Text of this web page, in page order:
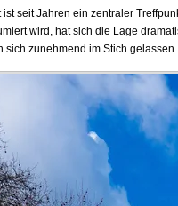
ist seit Jahren ein zentraler
wird, hat sich die Lage
sich zunehmend im Stich gelassen.